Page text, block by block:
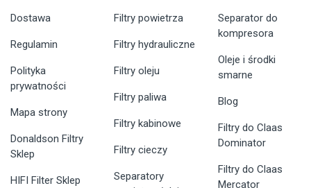
Dostawa
Regulamin
Polityka
prywatności
Mapa strony
Donaldson Filtry
Sklep
HIFI Filter Sklep
Filtry powietrza
Filtry hydrauliczne
Filtry oleju
Filtry paliwa
Filtry kabinowe
Filtry cieczy
Separatory
Separator do
kompresora
Oleje i środki
smarne
Blog
Filtry do Claas
Dominator
Filtry do Claas
Mercator